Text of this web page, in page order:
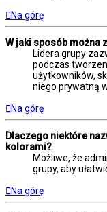
Na górę
W jaki sposób można
Lidera grupy
podczas
użytkowników,
niego prywatną
Na górę
Dlaczego niektóre
kolorami?
Możliwe, że
grupy, aby
Na górę